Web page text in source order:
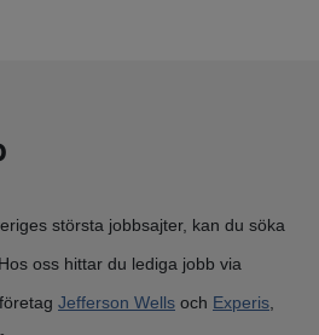
största jobbsajter, kan du söka
oss hittar du lediga jobb via
Jefferson Wells och Experis